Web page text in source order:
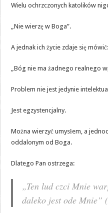
Wielu ochrzczonych katolików
„Nie wierzę w Boga”.
A jednak ich życie zdaje się mówić:
„Bóg nie ma żadnego realnego
Problem nie jest jedynie
Jest egzystencjalny.
Można wierzyć umysłem, a
oddalonym od Boga.
Dlatego Pan ostrzega:
„Ten lud czci Mnie
daleko jest ode Mnie”